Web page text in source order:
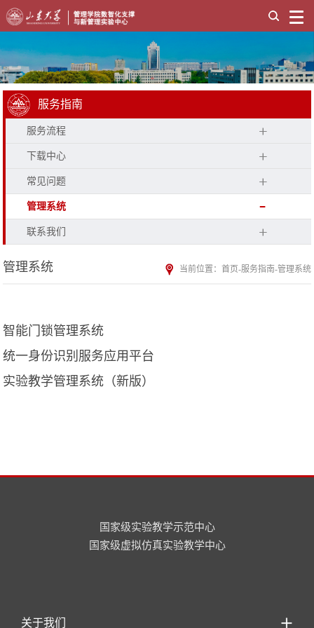
服务指南
服务流程
下载中心
常见问题
管理系统
联系我们
管理系统 当前位置： 首页-服务指南-管理系统
智能门锁管理系统
统一身份识别服务应用平台
实验教学管理系统 （新版）
国家级实验教学示范中心
国家级虚拟仿真实验教学中心
关于我们